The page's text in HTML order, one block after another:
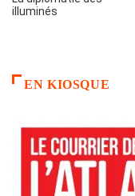
illuminés
EN KIOSQUE